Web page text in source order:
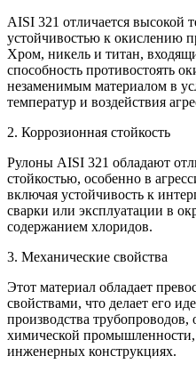
AISI 321 отличается высокой
устойчивостью к окислению
Хром, никель и титан,
способность противостоять
незаменимым материалом в
температур и воздействия
2. Коррозионная стойкость
Рулоны AISI 321 обладают
стойкостью, особенно в
включая устойчивость к
сварки или эксплуатации в
содержанием хлоридов.
3. Механические свойства
Этот материал обладает
свойствами, что делает его
производства
химической
инженерных конструкциях.